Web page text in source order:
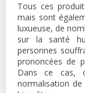
Tous ces
mais sont
luxueuse, de
sur la santé
personnes
prononcées de
Dans ce cas,
normalisation